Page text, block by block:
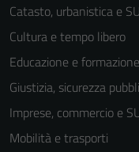
Catasto, urbanistica e
Cultura e tempo libero
Educazione e formazione
Giustizia, sicurezza
Imprese, commercio e
Mobilità e trasporti